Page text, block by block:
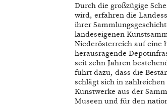
Durch die großzügige
wird, erfahren die
ihrer
landeseigenen
Niederösterreich auf eine
herausragende
seit zehn Jahren
führt dazu, dass die
schlägt sich in
Kunstwerke aus der
Museen und für den